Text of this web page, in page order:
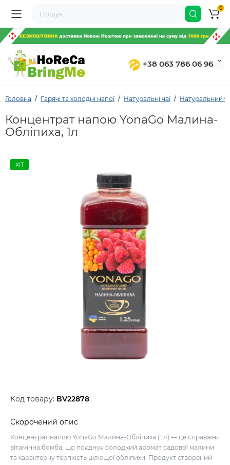
+38 063 786 06 96
0
Головна Гарячі та холодні напої Натуральні чаї Натуральний
Концентрат напою YonaGo Малина-
Обліпиха, 1л
ХІТ
Код товару: BV22878
Скорочений опис
Концентрат напою YonaGo Малина-Обліпиха (1 л) — це справжня
вітамінна бомба, що поєднує солодкий аромат садової малини
та характерну терпкість цілющої обліпихи. Продукт створений